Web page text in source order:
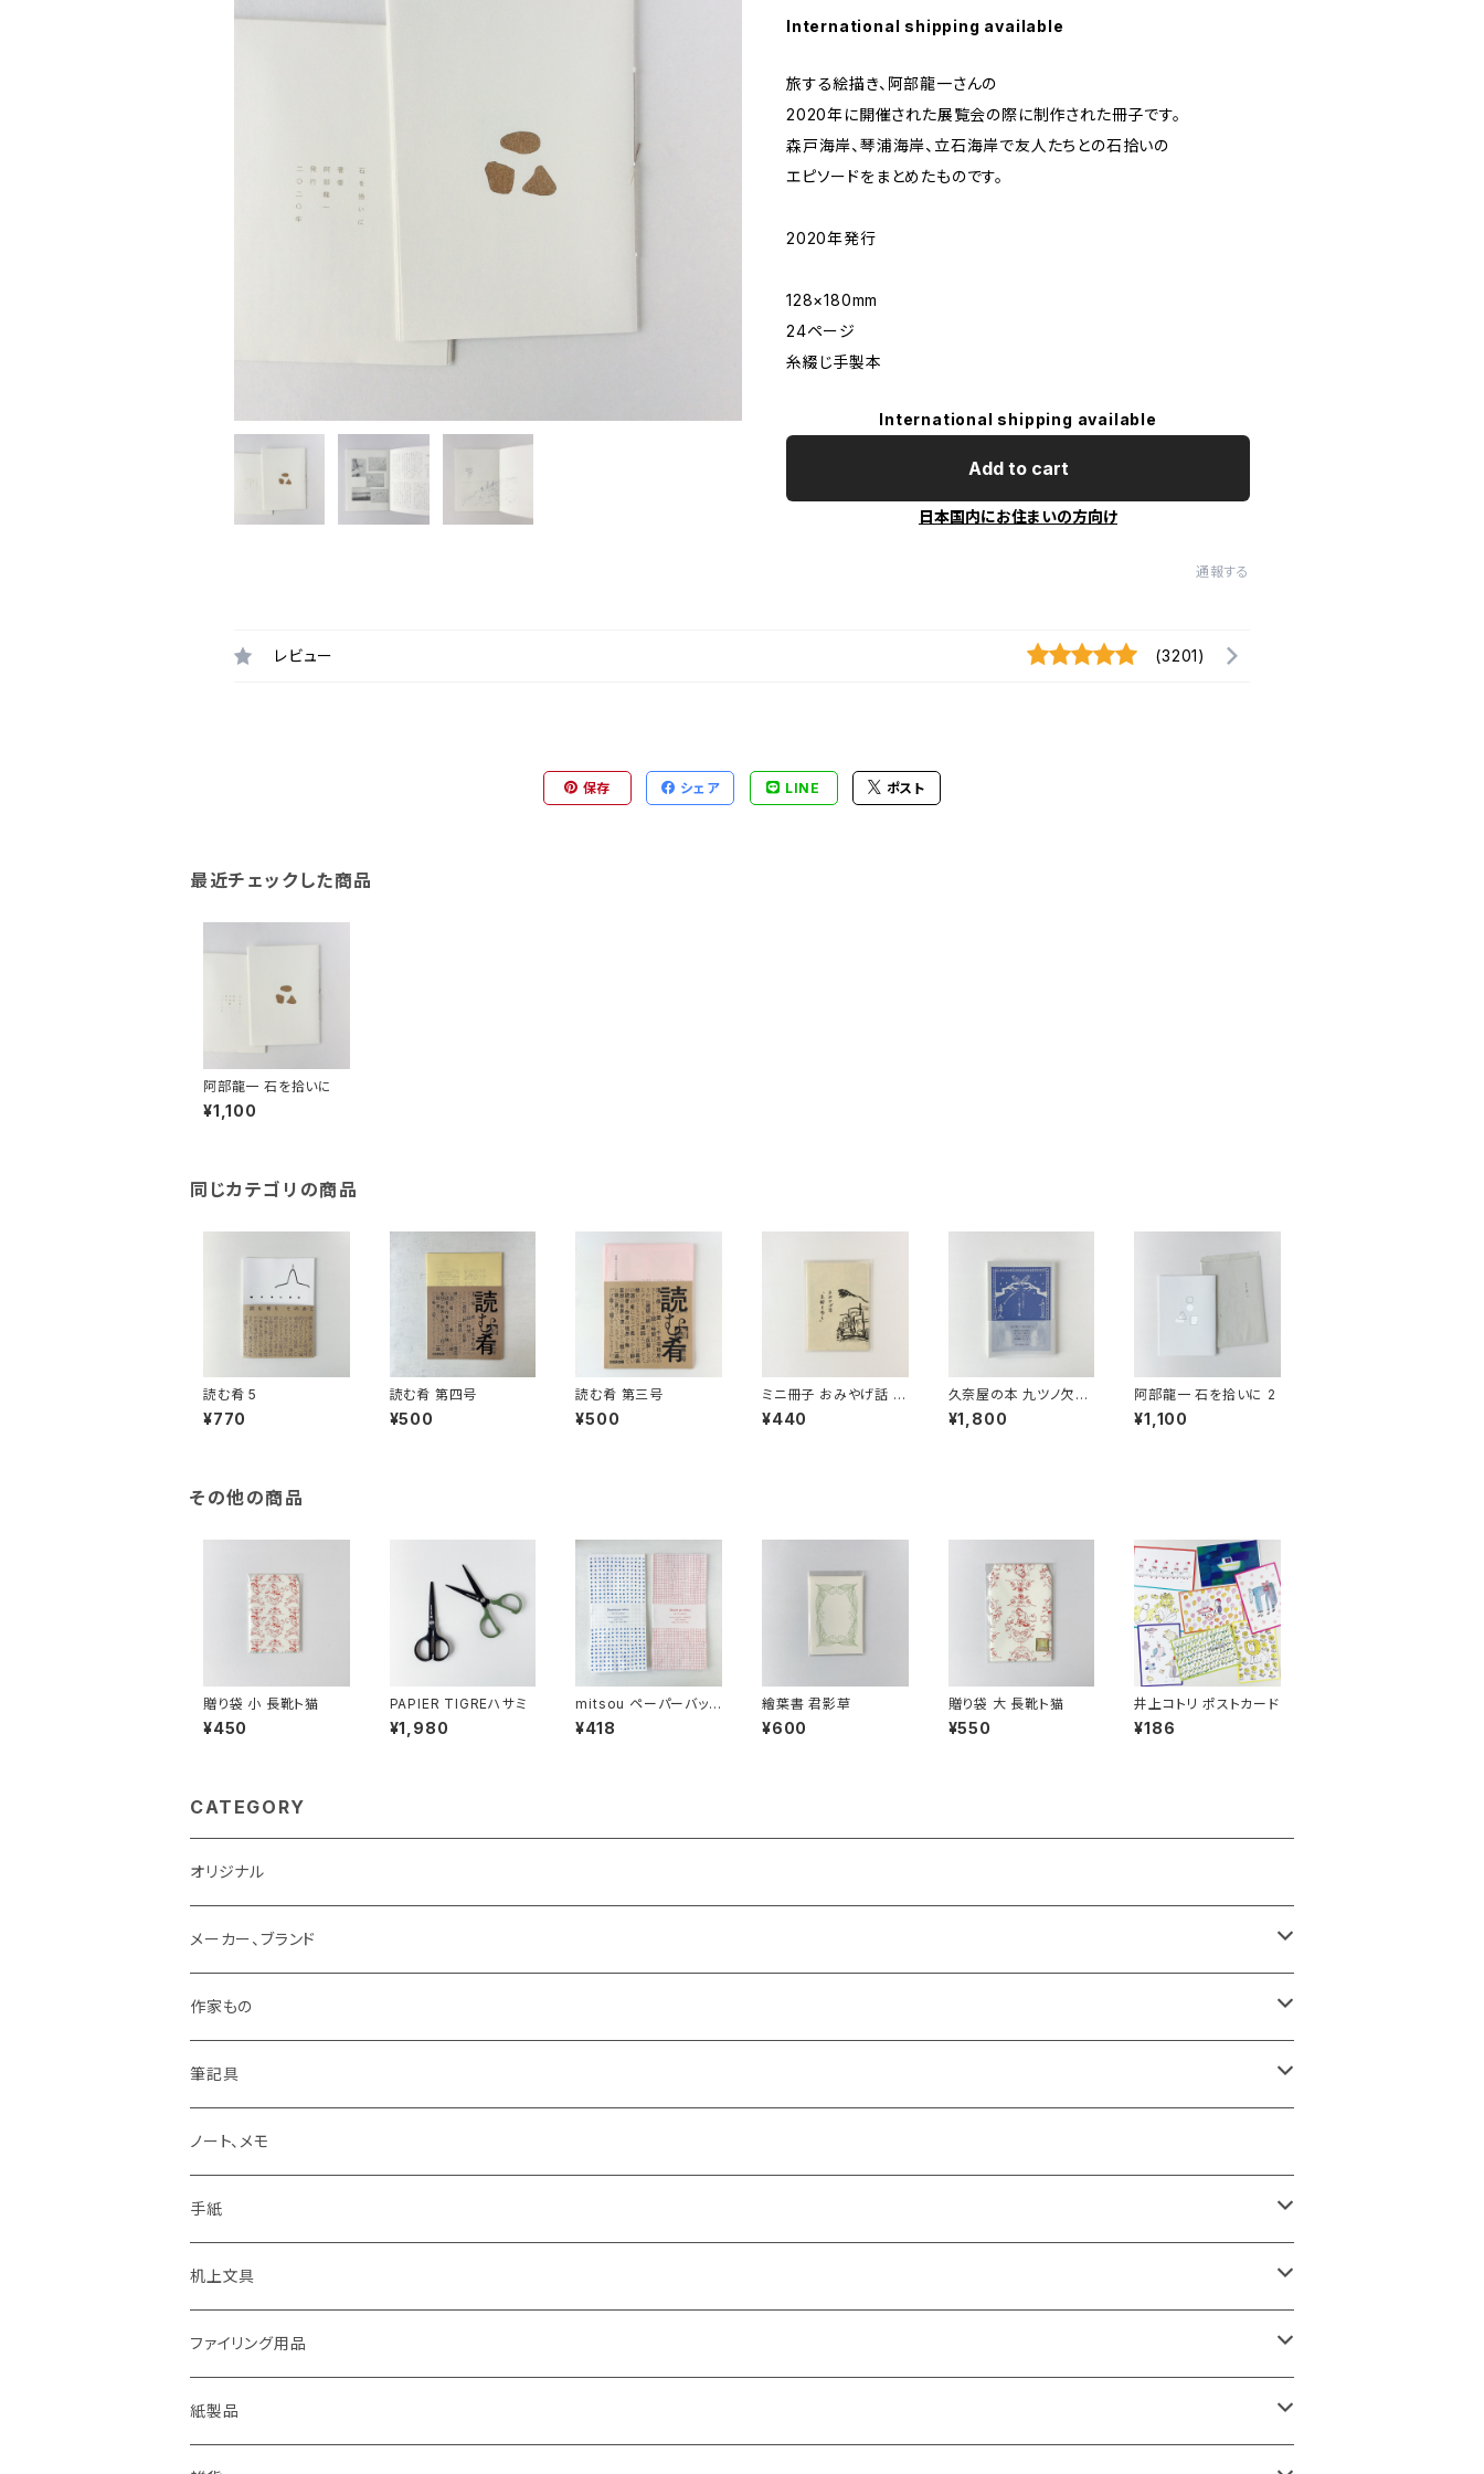
International shipping available
旅する絵描き、阿部龍一さんの
2020年に開催された展覧会の際に制作された冊子です。
森戸海岸、琴浦海岸、立石海岸で友人たちとの石拾いの
エピソードをまとめたものです。
2020年発行
128×180mm
24ページ
糸綴じ手製本
International shipping available
Add to cart
日本国内にお住まいの方向け
通報する
レビュー (3201)
保存 シェア LINE ポスト
最近チェックした商品
阿部龍一 石を拾いに
¥1,100
同じカテゴリの商品
読む肴 5
¥770
読む肴 第四号
¥500
読む肴 第三号
¥500
ミニ冊子 おみやげ話 京
都を歩く
¥440
久奈屋の本 九ツノ欠片
と、十二箇月のお噺
¥1,800
阿部龍一 石を拾いに 2
¥1,100
その他の商品
贈り袋 小 長靴ト猫
¥450
PAPIER TIGREハサミ
¥1,980
mitsou ペーパーバッグ
M
¥418
繪葉書 君影草
¥600
贈り袋 大 長靴ト猫
¥550
井上コトリ ポストカード
¥186
CATEGORY
オリジナル
メーカー、ブランド
LAMY
Pelikan
KAWEKO
LYRA
rotling
Laufern
EISEN
作家もの
オギハラナミ
Noritake
カキノジン
フジワラリツ
kanaexpress
久奈屋
筆記具
鉛筆まわり
ボールペン
カラーペン
シャープペンシル、芯ホルダー
万年筆
ノート、メモ
手紙
ポストカード
ミニカード
便箋、一筆箋
机上文具
糊、テープ、テープカッター
ハンコ、スタンプ、スタンプ台
ファイリング用品
クリップボード
紙製品